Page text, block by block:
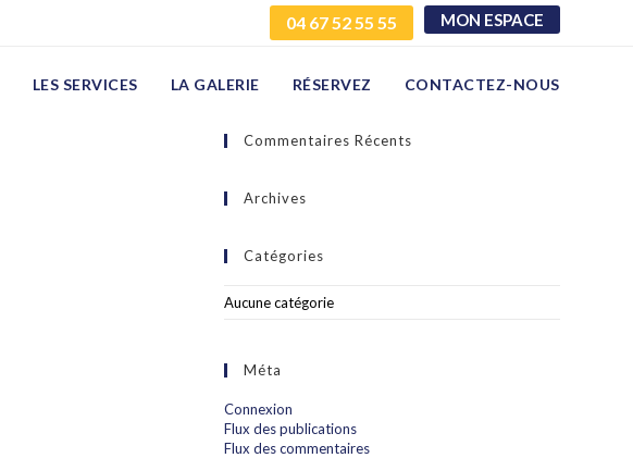
04 67 52 55 55 MON ESPACE
LES SERVICES LA GALERIE RÉSERVEZ CONTACTEZ-NOUS
Commentaires Récents
Archives
Catégories
Aucune catégorie
Méta
Connexion
Flux des publications
Flux des commentaires